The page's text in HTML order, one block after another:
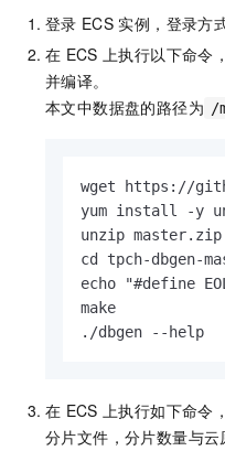
登录 ECS 实例，登录方
在 ECS 上执行以下命令
并编译。
本文中数据盘的路径为 /
wget https://
yum install -y
unzip master.zip
cd tpch-dbgen-
echo "#define
make
./dbgen --help
在 ECS 上执行如下命令
分片文件，分片数量与云